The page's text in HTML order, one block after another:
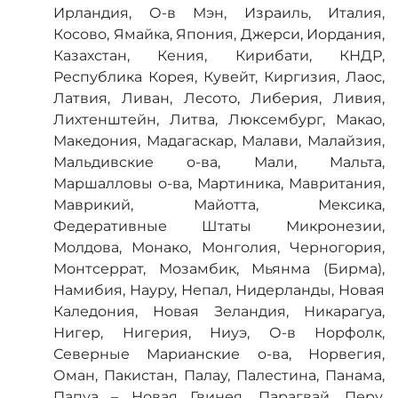
Ирландия, О-в Мэн, Израиль, Италия,
Косово, Ямайка, Япония, Джерси, Иордания,
Казахстан, Кения, Кирибати, КНДР,
Республика Корея, Кувейт, Киргизия, Лаос,
Латвия, Ливан, Лесото, Либерия, Ливия,
Лихтенштейн, Литва, Люксембург, Макао,
Македония, Мадагаскар, Малави, Малайзия,
Мальдивские о-ва, Мали, Мальта,
Маршалловы о-ва, Мартиника, Мавритания,
Маврикий, Майотта, Мексика,
Федеративные Штаты Микронезии,
Молдова, Монако, Монголия, Черногория,
Монтсеррат, Мозамбик, Мьянма (Бирма),
Намибия, Науру, Непал, Нидерланды, Новая
Каледония, Новая Зеландия, Никарагуа,
Нигер, Нигерия, Ниуэ, О-в Норфолк,
Северные Марианские о-ва, Норвегия,
Оман, Пакистан, Палау, Палестина, Панама,